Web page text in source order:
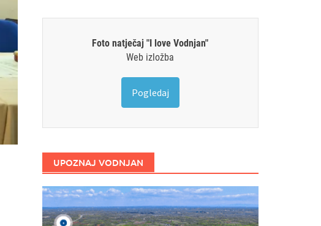
Foto natječaj "I love Vodnjan"
Web izložba
Pogledaj
UPOZNAJ VODNJAN